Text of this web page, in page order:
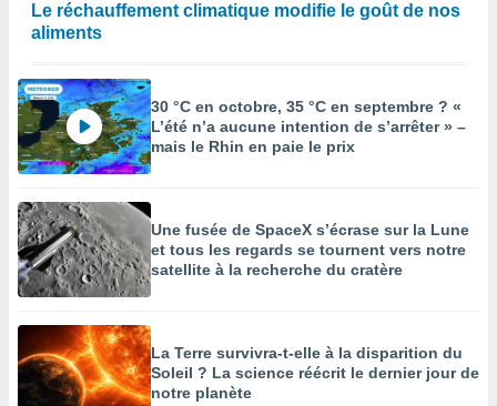
Le réchauffement climatique modifie le goût de nos
aliments
30 °C en octobre, 35 °C en septembre ? «
L’été n’a aucune intention de s’arrêter » –
mais le Rhin en paie le prix
Une fusée de SpaceX s’écrase sur la Lune
et tous les regards se tournent vers notre
satellite à la recherche du cratère
La Terre survivra-t-elle à la disparition du
Soleil ? La science réécrit le dernier jour de
notre planète